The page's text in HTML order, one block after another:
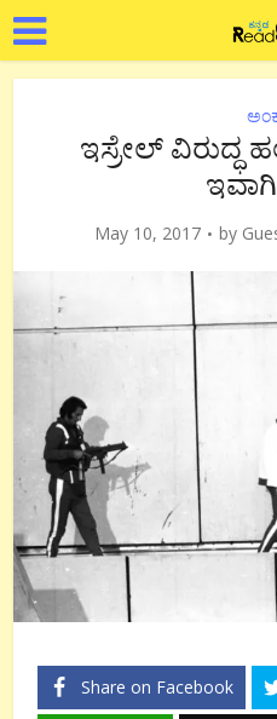
ಇಸ್ರೇಲ್ ವಿರುದ್ಧ
May 10, 2017 by
Share on Facebook